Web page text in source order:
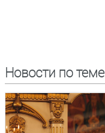
Новости по теме